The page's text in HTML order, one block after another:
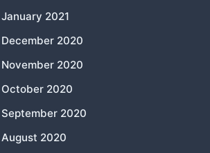
January 2021
December 2020
November 2020
October 2020
September 2020
August 2020